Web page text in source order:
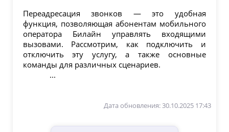
Переадресация звонков — это удобная
функция, позволяющая абонентам мобильного
оператора Билайн управлять входящими
вызовами. Рассмотрим, как подключить и
отключить эту услугу, а также основные
команды для различных сценариев.
...
Дата обновления: 30.10.2025 17:43